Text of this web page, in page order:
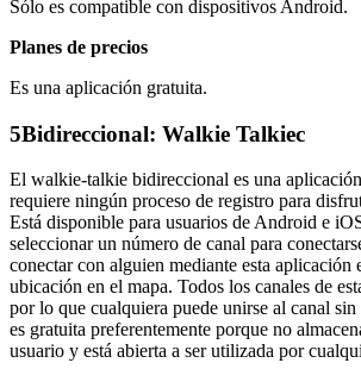
Sólo es compatible con dispositivos Android.
Planes de precios
Es una aplicación gratuita.
5Bidireccional: Walkie Talkiec
El walkie-talkie bidireccional es una
requiere ningún proceso de registro para
Está disponible para usuarios de Android e
seleccionar un número de canal para
conectar con alguien mediante esta aplicación
ubicación en el mapa. Todos los canales de
por lo que cualquiera puede unirse al canal
es gratuita preferentemente porque no
usuario y está abierta a ser utilizada por